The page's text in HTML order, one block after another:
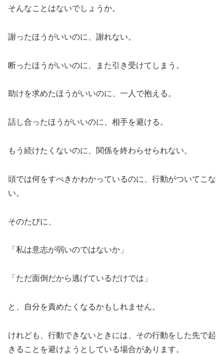
そんなことはないでしょうか。
謝ったほうがいいのに、謝れない。
断ったほうがいいのに、また引き受けてしまう。
助けを求めたほうがいいのに、一人で抱える。
話し合ったほうがいいのに、相手を避ける。
もう続けたくないのに、関係を終わらせられない。
頭では何をすべきかわかっているのに、行動がついてこな
い。
そのたびに、
「私は意志が弱いのではないか」
「ただ面倒だから逃げているだけでは」
と、自分を責めたくなるかもしれません。
けれども、行動できないときには、その行動をした先で起
きることを避けようとしている場合があります。